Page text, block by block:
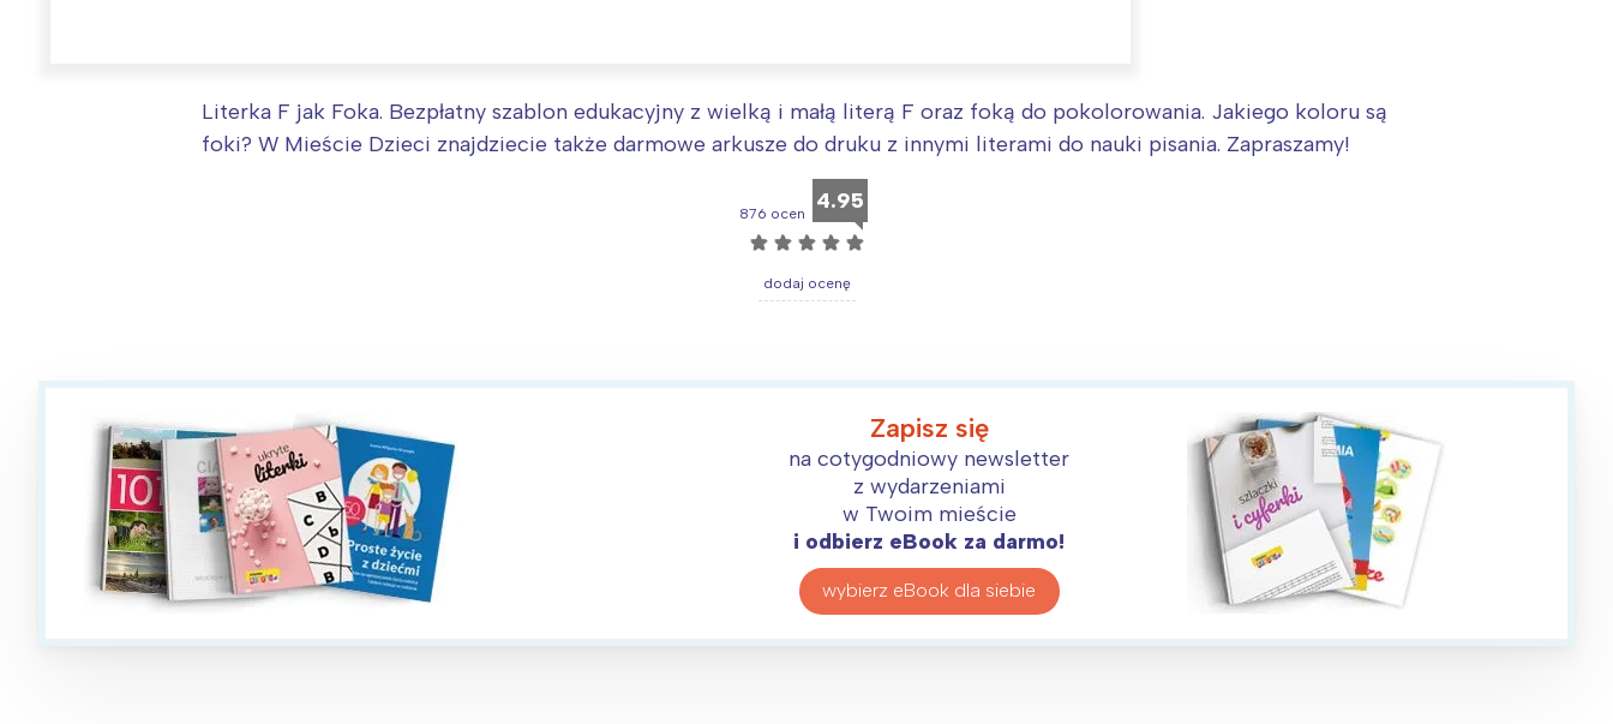
Literka F jak Foka. Bezpłatny szablon edukacyjny z wielką i małą literą F oraz foką do pokolorowania. Jakiego koloru są
foki? W Mieście Dzieci znajdziecie także darmowe arkusze do druku z innymi literami do nauki pisania. Zapraszamy!
876 ocen 4.95
☆ ☆ ☆ ☆ ☆
dodaj ocenę
Zapisz się
na cotygodniowy newsletter
z wydarzeniami
w Twoim mieście
i odbierz eBook za darmo!
wybierz eBook dla siebie
Wrocław
Wszystkie
Wybieram